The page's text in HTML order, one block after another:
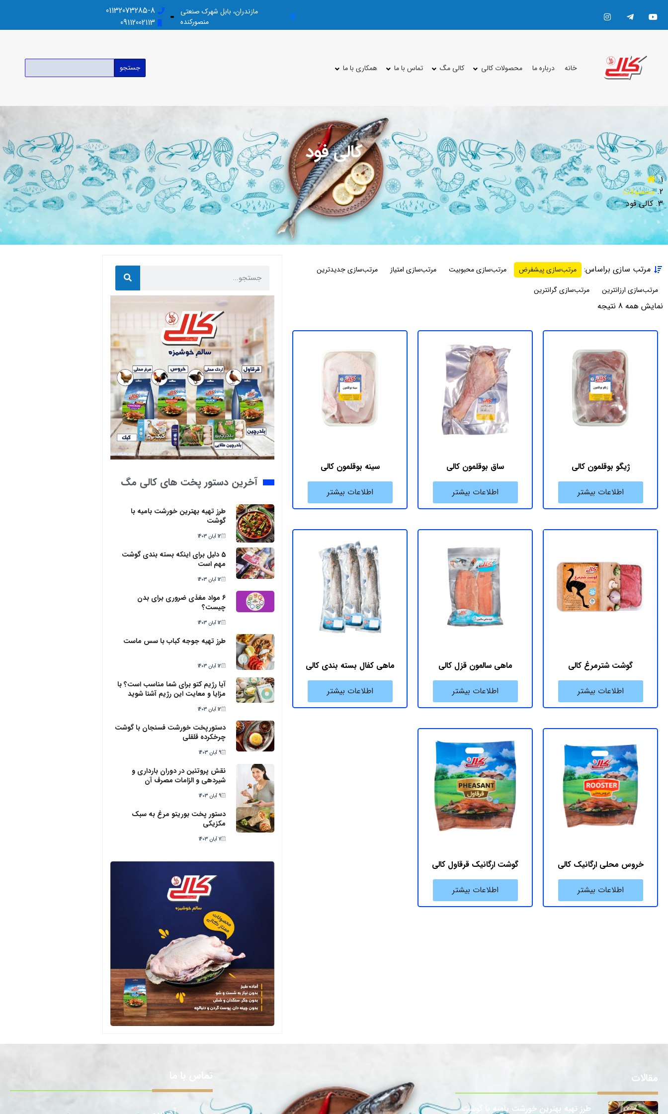
مازندران، بابل شهرک صنعتی
منصورکنده
01132073285-8
09112002113
خانه درباره ما محصولات کالی کالی مگ تماس با ما همکاری با ما جستجو
کالی فود
محصولات
کالی فود
نمایش همه 8 نتیجه
مرتب سازی براساس: مرتب‌سازی پیشفرض مرتب‌سازی محبوبیت مرتب‌سازی امتیاز
مرتب‌سازی جدیدترین
مرتب‌سازی ارزانترین
مرتب‌سازی گرانترین
خروس محلی ارگانیک کالی
اطلاعات بیشتر
ژیگو بوقلمون کالی
اطلاعات بیشتر
ساق بوقلمون کالی
اطلاعات بیشتر
سینه بوقلمون کالی
اطلاعات بیشتر
گوشت ارگانیک قرقاول کالی
اطلاعات بیشتر
گوشت شترمرغ کالی
اطلاعات بیشتر
ماهی سالمون قزل کالی
اطلاعات بیشتر
ماهی کفال بسته بندی کالی
اطلاعات بیشتر
آخرین دستور پخت های کالی مگ
طرز تهیه بهترین خورشت بامیه با
گوشت
12 آبان 1403
5 دلیل برای اینکه بسته بندی گوشت
مهم است
12 آبان 1403
6 مواد مغذی ضروری برای بدن
چیست؟
12 آبان 1403
طرز تهیه جوجه کباب با سس ماست
12 آبان 1403
آیا رژیم کتو برای شما مناسب است؟ با
مزایا و معایت این رژیم آشنا شوید
12 آبان 1403
دستورپخت خورشت فسنجان با گوشت
چرخکرده قلقلی
9 آبان 1403
نقش پروتئین در دوران بارداری و
شیردهی و الزامات مصرف آن
9 آبان 1403
دستور پخت بوریتو مرغ به سبک
مکزیکی
7 آبان 1403
مقالات
طرز تهیه بهترین خورشت بامیه با گوشت
تماس با ما